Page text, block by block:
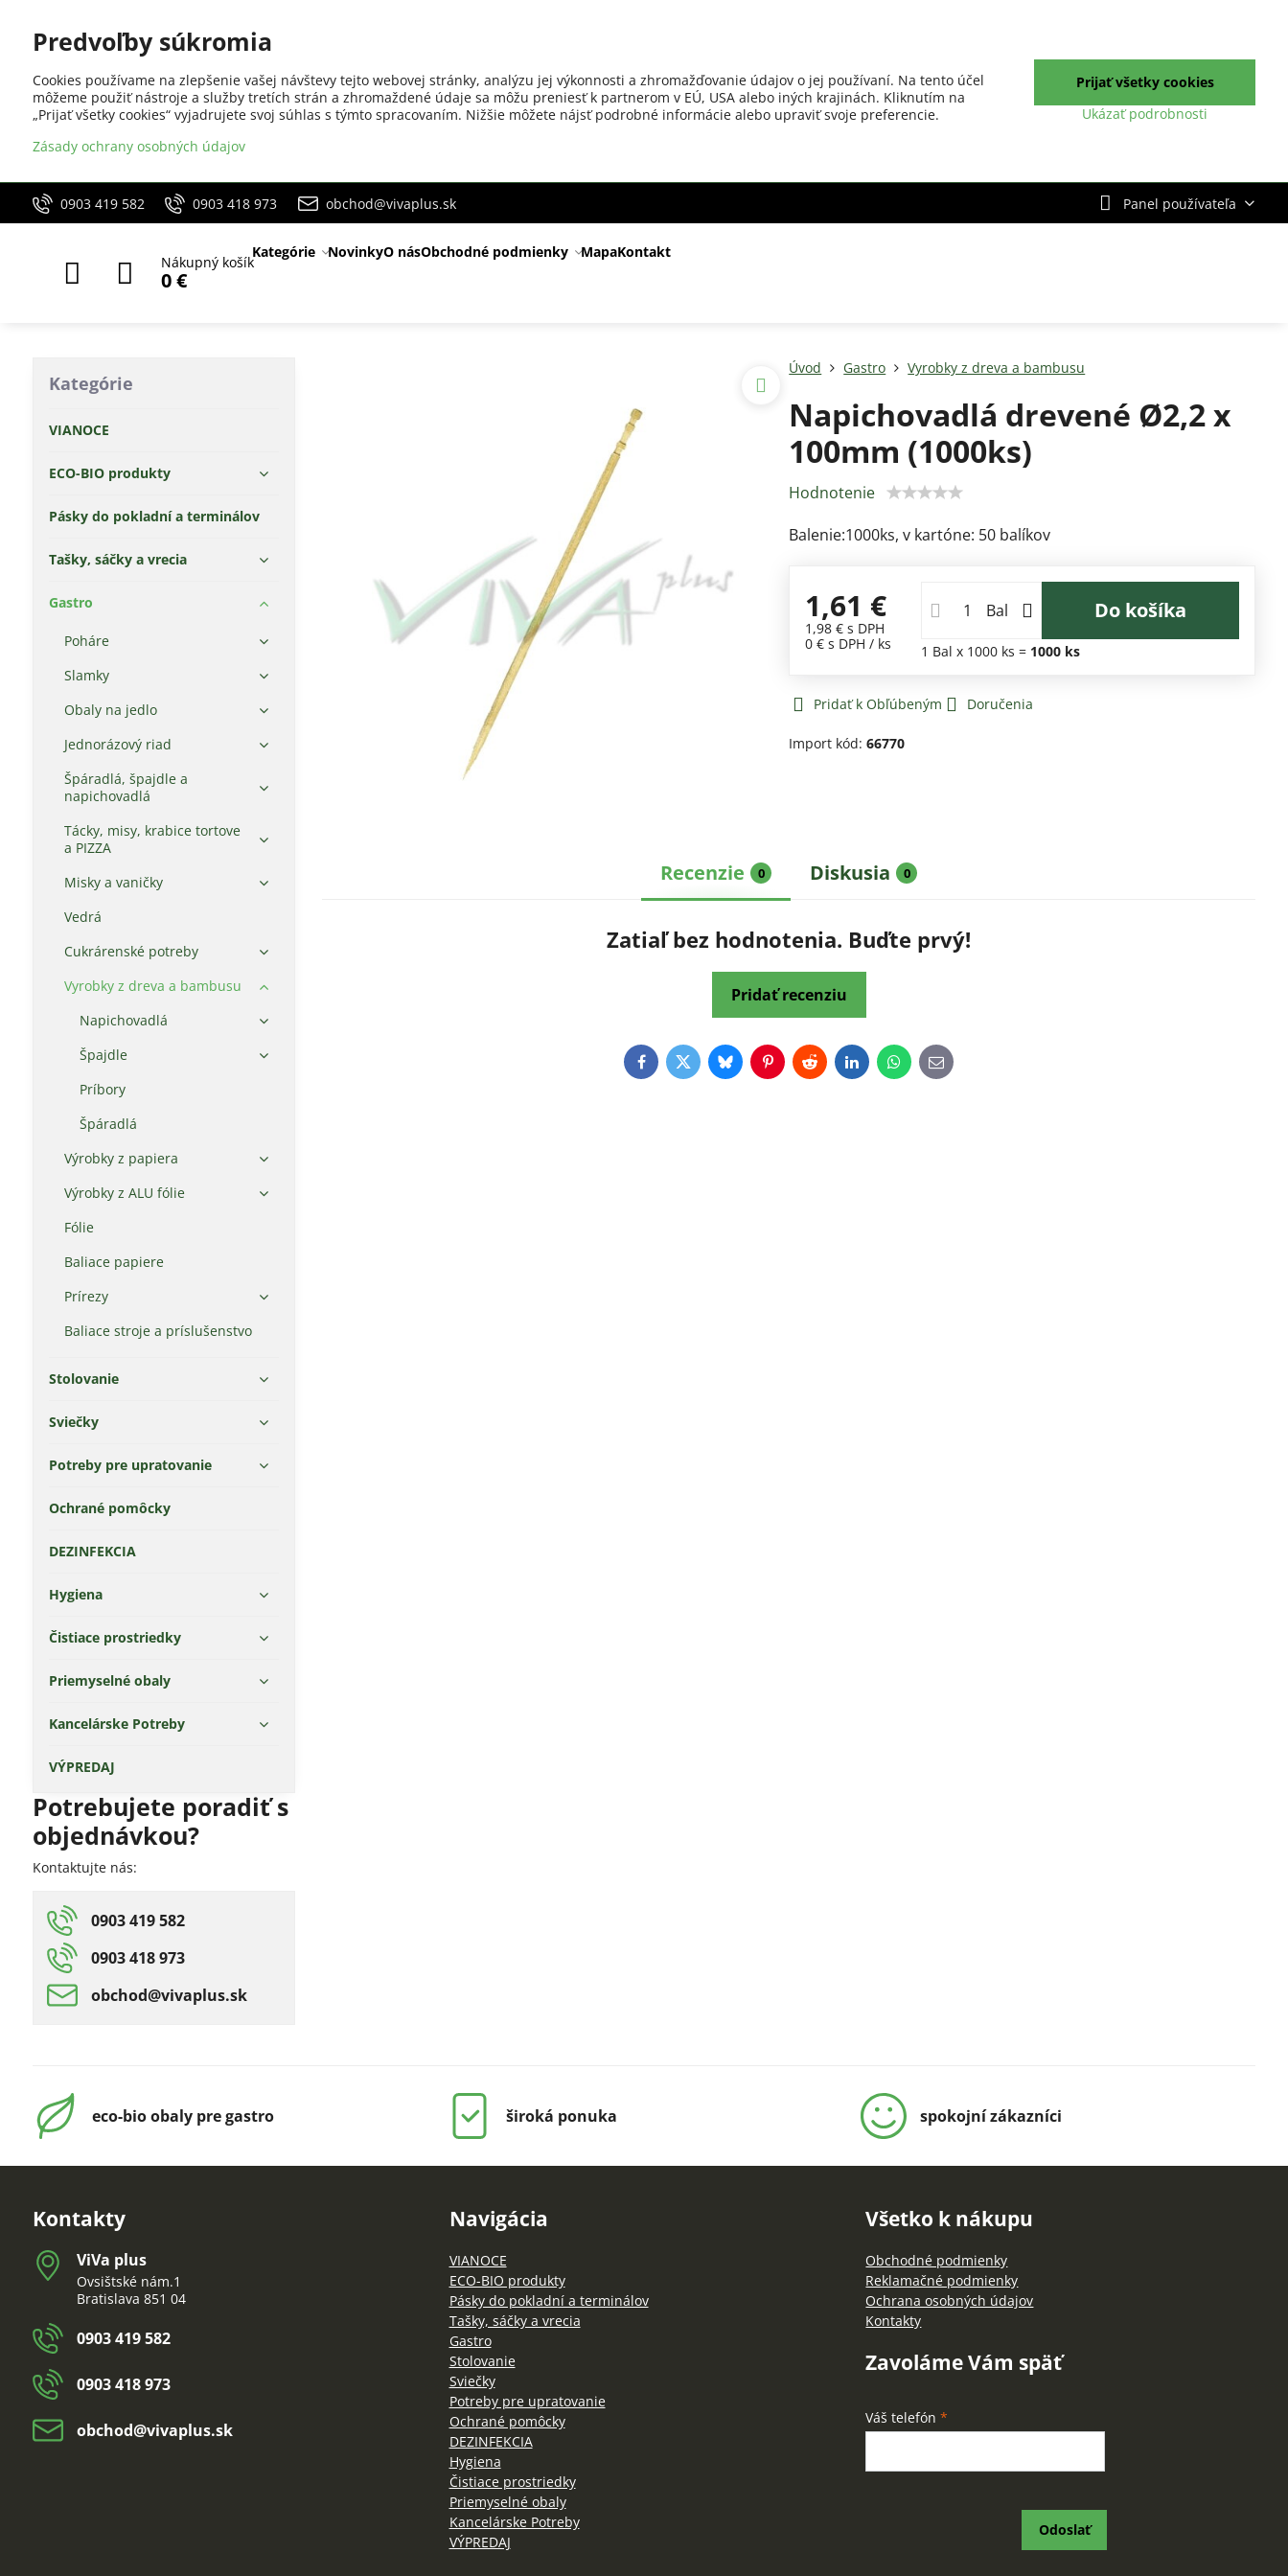
0903 419 582 0903 418 973 obchod@vivaplus.sk Panel používateľa
Nákupný košík
0 €
Kategórie NovinkyO násObchodné podmienky MapaKontakt
Úvod Gastro Vyrobky z dreva a bambusu
Napichovadlá drevené Ø2,2 x
100mm (1000ks)
Hodnotenie
Balenie:1000ks, v kartóne: 50 balíkov
1,61 €
1,98 €s DPH
0 € s DPH / ks
Bal Do košíka
1 Bal x 1000 ks = 1000ks
Pridať k Obľúbeným Doručenia
Import kód:66770
Recenzie 0 Diskusia 0
Zatiaľ bez hodnotenia. Buďte prvý!
Pridať recenziu
FacebookTwitterBlueskyPinterestRedditLinkedInWhatsApp
E-
mail
Kategórie
VIANOCE
ECO-BIO produkty
Pásky do pokladní a terminálov
Tašky, sáčky a vrecia
Gastro
Poháre
Slamky
Obaly na jedlo
Jednorázový riad
Špáradlá, špajdle a
napichovadlá
Tácky, misy, krabice tortove
a PIZZA
Misky a vaničky
Vedrá
Cukrárenské potreby
Vyrobky z dreva a bambusu
Napichovadlá
Špajdle
Príbory
Špáradlá
Výrobky z papiera
Výrobky z ALU fólie
Fólie
Baliace papiere
Prírezy
Baliace stroje a príslušenstvo
Stolovanie
Sviečky
Potreby pre upratovanie
Ochrané pomôcky
DEZINFEKCIA
Hygiena
Čistiace prostriedky
Priemyselné obaly
Kancelárske Potreby
VÝPREDAJ
Potrebujete poradiť s
objednávkou?
Kontaktujte nás:
0903 419 582
0903 418 973
obchod​@vivaplus​.sk
eco-bio obaly pre gastro široká ponuka spokojní zákazníci
Kontakty
ViVa plus
Ovsištské nám.1
Bratislava 851 04
0903 419 582
0903 418 973
obchod​@vivaplus​.sk
Navigácia
VIANOCE
ECO-BIO produkty
Pásky do pokladní a terminálov
Tašky, sáčky a vrecia
Gastro
Stolovanie
Sviečky
Potreby pre upratovanie
Ochrané pomôcky
DEZINFEKCIA
Hygiena
Čistiace prostriedky
Priemyselné obaly
Kancelárske Potreby
VÝPREDAJ
Všetko k nákupu
Obchodné podmienky
Reklamačné podmienky
Ochrana osobných údajov
Kontakty
Zavoláme Vám späť
Váš telefón*
Odoslať
Predvoľby súkromia
Cookies používame na zlepšenie vašej návštevy tejto webovej stránky, analýzu jej výkonnosti a zhromažďovanie údajov o jej používaní. Na tento účel
môžeme použiť nástroje a služby tretích strán a zhromaždené údaje sa môžu preniesť k partnerom v EÚ, USA alebo iných krajinách. Kliknutím na
„Prijať všetky cookies“ vyjadrujete svoj súhlas s týmto spracovaním. Nižšie môžete nájsť podrobné informácie alebo upraviť svoje preferencie.
Zásady ochrany osobných údajov
Ukázať podrobnosti
Prijať všetky cookies